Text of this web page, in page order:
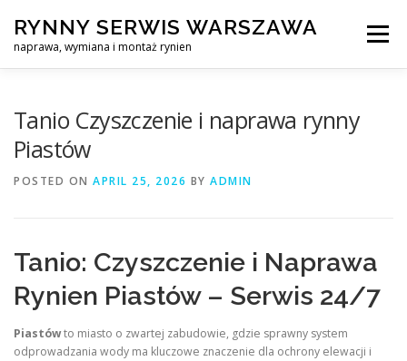
content
RYNNY SERWIS WARSZAWA
naprawa, wymiana i montaż rynien
Menu
Tanio Czyszczenie i naprawa rynny
Piastów
POSTED ON APRIL 25, 2026 BY ADMIN
Tanio: Czyszczenie i Naprawa
Rynien Piastów – Serwis 24/7
Piastówto miasto o zwartej zabudowie, gdzie sprawny system
odprowadzania wody ma kluczowe znaczenie dla ochrony elewacji i